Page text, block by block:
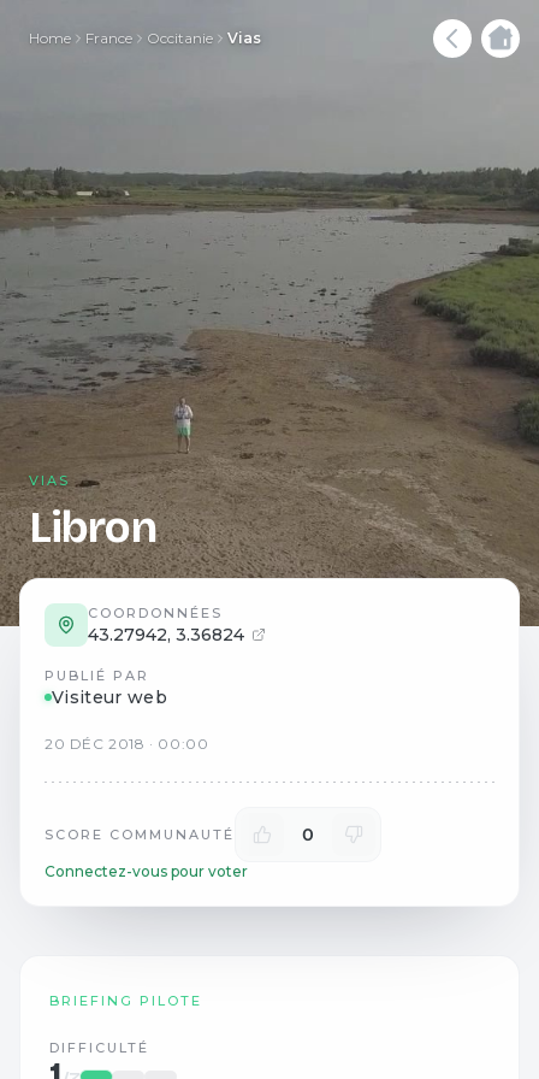
Home France Occitanie Vias
VIAS
Libron
COORDONNÉES
43.27942, 3.36824
PUBLIÉ PAR
Visiteur web
20 DÉC 2018 · 00:00
SCORE COMMUNAUTÉ 0
Connectez-vous pour voter
BRIEFING PILOTE
DIFFICULTÉ